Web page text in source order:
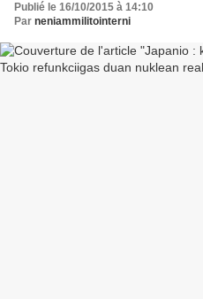
Publié le 16/10/2015 à 14:10
Par neniammilitointerni